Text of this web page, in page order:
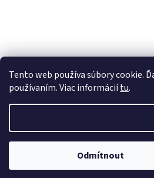
Tento web používa súbory cookie.
používaním. Viac informáciítu.
Odmítnout